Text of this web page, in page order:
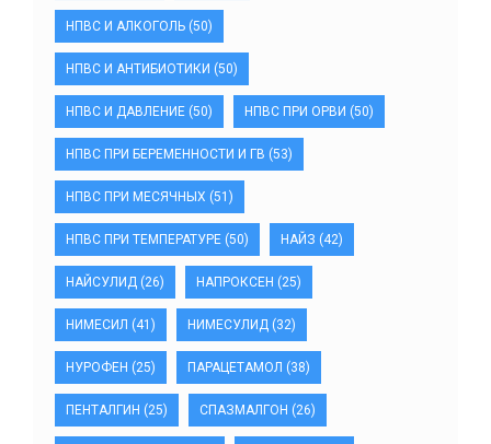
НПВС И АЛКОГОЛЬ (50)
НПВС И АНТИБИОТИКИ (50)
НПВС И ДАВЛЕНИЕ (50) НПВС ПРИ ОРВИ (50)
НПВС ПРИ БЕРЕМЕННОСТИ И ГВ (53)
НПВС ПРИ МЕСЯЧНЫХ (51)
НПВС ПРИ ТЕМПЕРАТУРЕ (50) НАЙЗ (42)
НАЙСУЛИД (26) НАПРОКСЕН (25)
НИМЕСИЛ (41) НИМЕСУЛИД (32)
НУРОФЕН (25) ПАРАЦЕТАМОЛ (38)
ПЕНТАЛГИН (25) СПАЗМАЛГОН (26)